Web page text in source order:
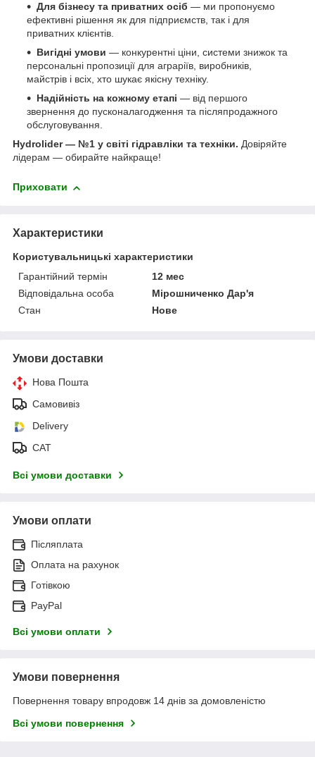
Для бізнесу та приватних осіб — ми пропонуємо
ефективні рішення як для підприємств, так і для
приватних клієнтів.
Вигідні умови — конкурентні ціни, системи знижок та
персональні пропозиції для аграріїв, виробників,
майстрів і всіх, хто шукає якісну техніку.
Надійність на кожному етапі — від першого
звернення до пусконалагодження та післяпродажного
обслуговування.
Hydrolider — №1 у світі гідравліки та техніки. Довіряйте
лідерам — обирайте найкраще!
Приховати
Характеристики
Користувальницькі характеристики
Гарантійний термін
12 мес
Відповідальна особа
Мірошниченко Дар'я
Стан
Нове
Умови доставки
Нова Пошта
Самовивіз
Delivery
САТ
Всі умови доставки
Умови оплати
Післяплата
Оплата на рахунок
Готівкою
PayPal
Всі умови оплати
Умови повернення
Повернення товару впродовж 14 днів за домовленістю
Всі умови повернення